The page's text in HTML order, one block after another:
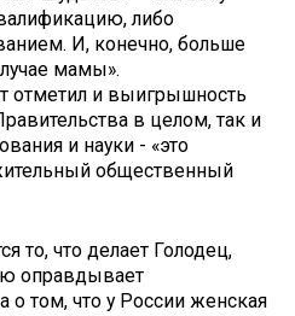
либо
И, конечно, больше
мамы».
отметил и выигрышность
в целом, так и
и науки - «это
общественный
то, что делает Голодец,
оправдывает
том, что у России женская